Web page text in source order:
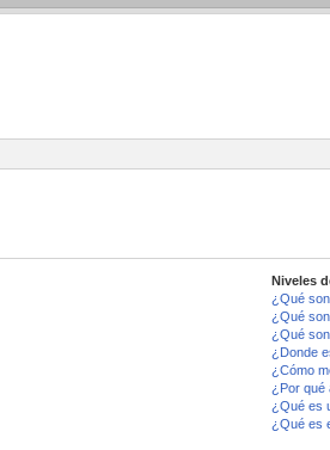
Niveles
¿Qué
¿Qué
¿Qué
¿Donde
¿Cómo
¿Por qué
¿Qué es
¿Qué es